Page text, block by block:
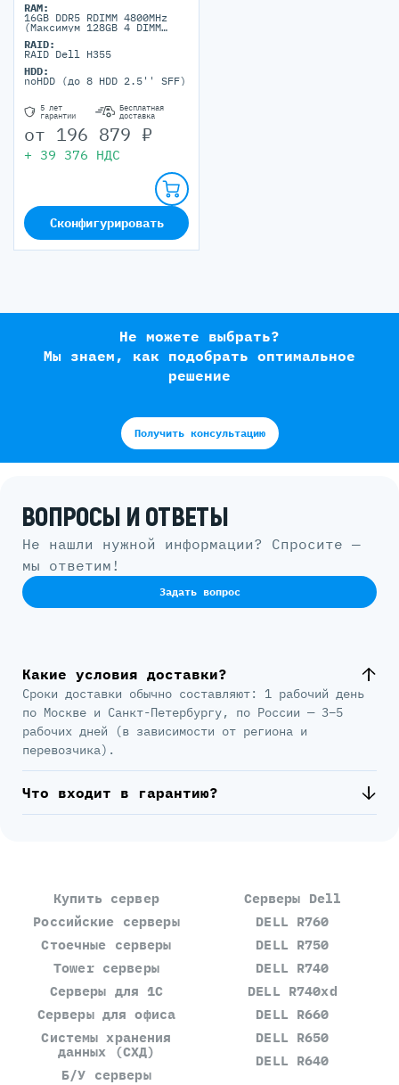
RAM:
16GB DDR5 RDIMM 4800MHz
(Максимум 128GB 4 DIMM
RAID:
RAID Dell H355
HDD:
noHDD (до 8 HDD 2.5'' SFF)
5 лет
гарантии
Бесплатная
доставка
от 196 879 ₽
+ 39 376 НДС
Сконфигурировать
Не можете выбрать?
Мы знаем, как подобрать оптимальное
решение
Получить консультацию
ВОПРОСЫ И ОТВЕТЫ
Не нашли нужной информации? Спросите —
мы ответим!
Задать вопрос
Какие условия доставки?
Сроки доставки обычно составляют: 1 рабочий день
по Москве и Санкт-Петербургу, по России — 3–5
рабочих дней (в зависимости от региона и
перевозчика).
Что входит в гарантию?
Купить сервер
Российские серверы
Стоечные серверы
Tower серверы
Серверы для 1С
Серверы для офиса
Системы хранения
данных (СХД)
Б/У серверы
Серверы Dell
DELL R760
DELL R750
DELL R740
DELL R740xd
DELL R660
DELL R650
DELL R640